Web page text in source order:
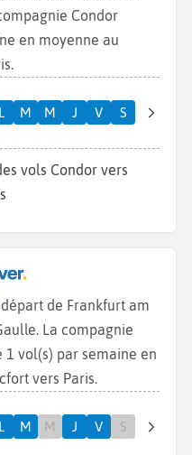
Condor
en moyenne au
L M M J V S
de Frankfurt am
La compagnie
1 vol(s) par semaine en
vers Paris.
L M M J V S